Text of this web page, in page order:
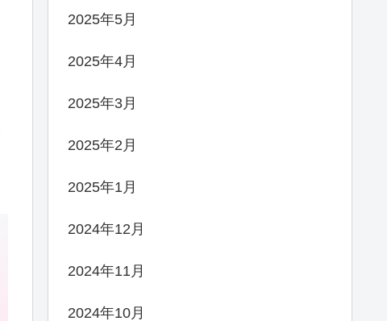
2025年5月
2025年4月
2025年3月
2025年2月
2025年1月
2024年12月
2024年11月
2024年10月